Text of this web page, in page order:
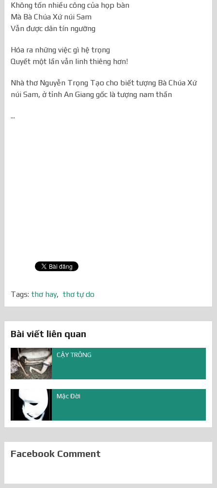
Không tốn nhiều công của họp bàn
Mà Bà Chúa Xứ núi Sam
Vẫn được dân tín ngưỡng
Hóa ra những việc gì hệ trọng
Quyết một lần vẫn linh thiêng hơn!
Nhà thơ Nguyễn Trọng Tạo cho biết tượng Bà Chúa Xứ
núi Sam, ở tỉnh An Giang gốc là tượng nam thần
...
Tags: thơ hay, thơ tự do
Bài viết liên quan
CẬY TRÔNG
Mặc Đời
Facebook Comment